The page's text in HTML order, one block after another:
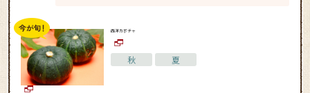
西洋カボチャ
秋 夏